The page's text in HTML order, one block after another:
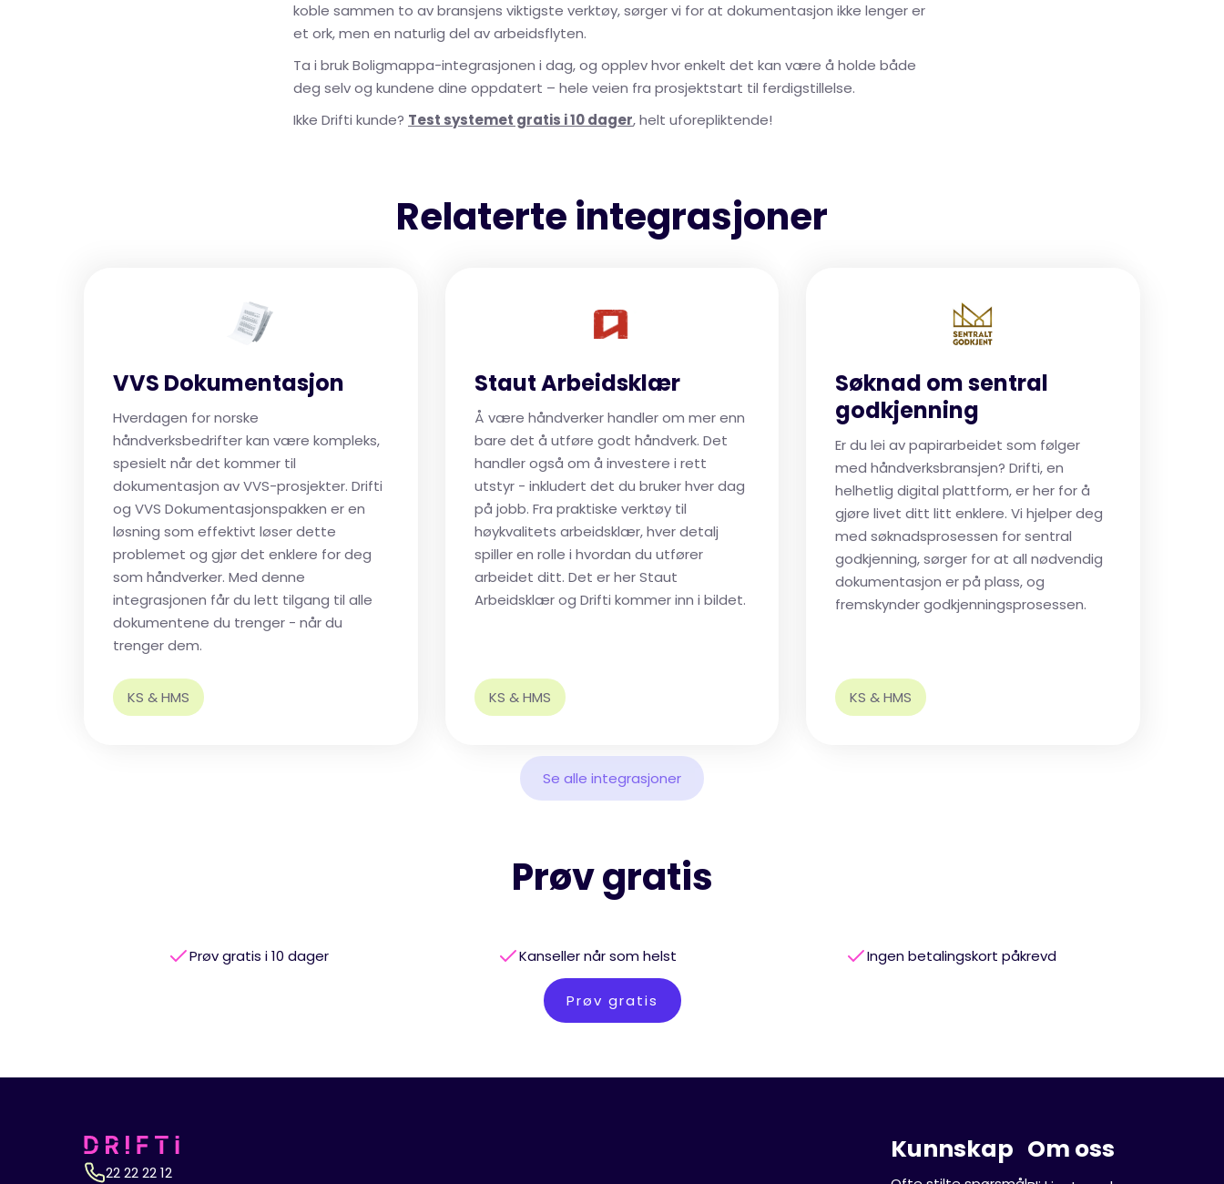
koble sammen to av bransjens viktigste verktøy, sørger vi for at dokumentasjon ikke lenger er
et ork, men en naturlig del av arbeidsflyten.
Ta i bruk Boligmappa-integrasjonen i dag, og opplev hvor enkelt det kan være å holde både
deg selv og kundene dine oppdatert – hele veien fra prosjektstart til ferdigstillelse.
Ikke Drifti kunde? Test systemet gratis i 10 dager, helt uforepliktende!
Relaterte integrasjoner
VVS Dokumentasjon
Hverdagen for norske
håndverksbedrifter kan være kompleks,
spesielt når det kommer til
dokumentasjon av VVS-prosjekter. Drifti
og VVS Dokumentasjonspakken er en
løsning som effektivt løser dette
problemet og gjør det enklere for deg
som håndverker. Med denne
integrasjonen får du lett tilgang til alle
dokumentene du trenger - når du
trenger dem.
KS & HMS
Staut Arbeidsklær
Å være håndverker handler om mer enn
bare det å utføre godt håndverk. Det
handler også om å investere i rett
utstyr - inkludert det du bruker hver dag
på jobb. Fra praktiske verktøy til
høykvalitets arbeidsklær, hver detalj
spiller en rolle i hvordan du utfører
arbeidet ditt. Det er her Staut
Arbeidsklær og Drifti kommer inn i bildet.
KS & HMS
Søknad om sentral
godkjenning
Er du lei av papirarbeidet som følger
med håndverksbransjen? Drifti, en
helhetlig digital plattform, er her for å
gjøre livet ditt litt enklere. Vi hjelper deg
med søknadsprosessen for sentral
godkjenning, sørger for at all nødvendig
dokumentasjon er på plass, og
fremskynder godkjenningsprosessen.
KS & HMS
Se alle integrasjoner
Prøv gratis
Prøv gratis i 10 dager Kanseller når som helst Ingen betalingskort påkrevd
Prøv gratis
22 22 22 12
Kunnskap Om oss